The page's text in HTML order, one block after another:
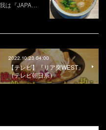
は『JAPA…
2022.10.23 04:00
【テレビ】『リア突WEST』
（テレビ朝日系）